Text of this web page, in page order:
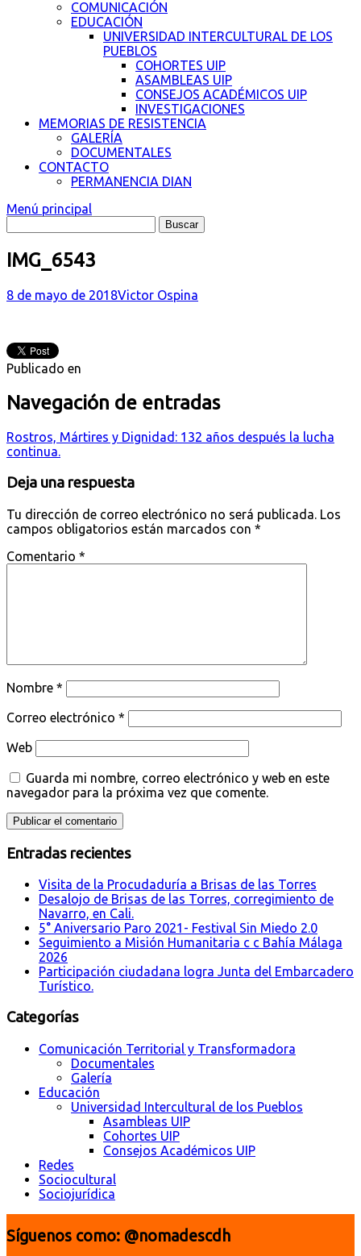
COMUNICACIÓN
EDUCACIÓN
UNIVERSIDAD INTERCULTURAL DE LOS
PUEBLOS
COHORTES UIP
ASAMBLEAS UIP
CONSEJOS ACADÉMICOS UIP
INVESTIGACIONES
MEMORIAS DE RESISTENCIA
GALERÍA
DOCUMENTALES
CONTACTO
PERMANENCIA DIAN
Menú principal
IMG_6543
8 de mayo de 2018Victor Ospina
Publicado en
Navegación de entradas
Rostros, Mártires y Dignidad: 132 años después la lucha
continua.
Deja una respuesta
Tu dirección de correo electrónico no será publicada. Los
campos obligatorios están marcados con *
Comentario *
Nombre *
Correo electrónico *
Web
Guarda mi nombre, correo electrónico y web en este
navegador para la próxima vez que comente.
Entradas recientes
Visita de la Procudaduría a Brisas de las Torres
Desalojo de Brisas de las Torres, corregimiento de
Navarro, en Cali.
5° Aniversario Paro 2021- Festival Sin Miedo 2.0
Seguimiento a Misión Humanitaria c c Bahía Málaga
2026
Participación ciudadana logra Junta del Embarcadero
Turístico.
Categorías
Comunicación Territorial y Transformadora
Documentales
Galería
Educación
Universidad Intercultural de los Pueblos
Asambleas UIP
Cohortes UIP
Consejos Académicos UIP
Redes
Sociocultural
Sociojurídica
Síguenos como: @nomadescdh